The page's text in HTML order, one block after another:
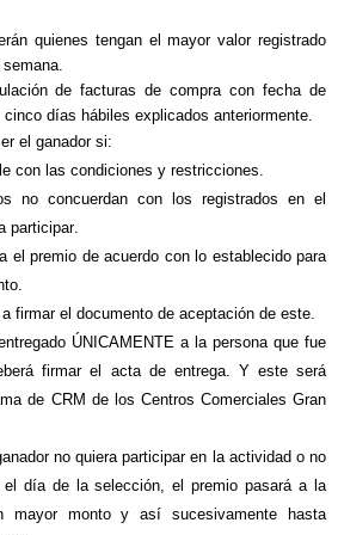
quienes tengan el mayor valor registrado
de facturas de compra con fecha de
días hábiles explicados anteriormente.
el ganador si:
con las condiciones y restricciones.
no concuerdan con los registrados en el
participar.
el premio de acuerdo con lo establecido para
firmar el documento de aceptación de este.
ÚNICAMENTE a la persona que fue
firmar el acta de entrega. Y este será
de CRM de los Centros Comerciales Gran
no quiera participar en la actividad o no
el día de la selección, el premio pasará a la
mayor monto y así sucesivamente hasta